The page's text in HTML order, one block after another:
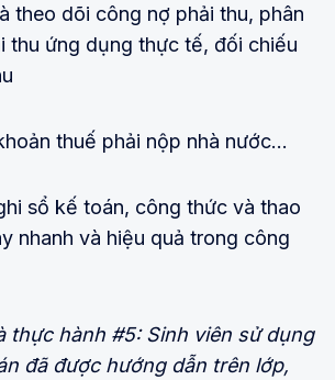
theo dõi công nợ phải thu, phân
thu ứng dụng thực tế, đối chiếu
thuế phải nộp nhà nước…
sổ kế toán, công thức và thao
nhanh và hiệu quả trong công
thực hành #5: Sinh viên sử dụng
đã được hướng dẫn trên lớp,